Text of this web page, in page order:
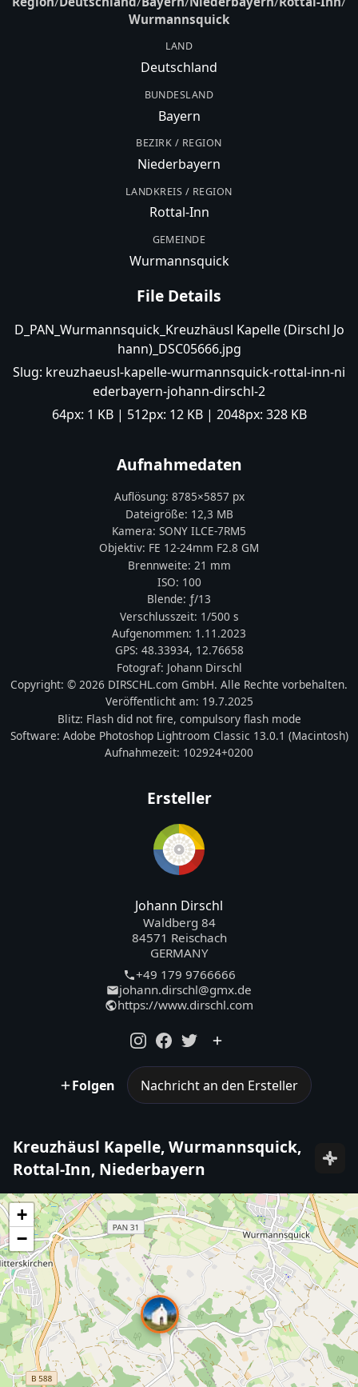
Wurmannsquick
LAND
Deutschland
BUNDESLAND
Bayern
BEZIRK / REGION
Niederbayern
LANDKREIS / REGION
Rottal-Inn
GEMEINDE
Wurmannsquick
File Details
D_PAN_Wurmannsquick_Kreuzhäusl Kapelle (Dirschl Jo
hann)_DSC05666.jpg
Slug: kreuzhaeusl-kapelle-wurmannsquick-rottal-inn-ni
ederbayern-johann-dirschl-2
64px: 1 KB| 512px: 12 KB| 2048px: 328 KB
Aufnahmedaten
Auflösung: 8785×5857 px
Dateigröße: 12,3 MB
Kamera: SONY ILCE-7RM5
Objektiv: FE 12-24mm F2.8 GM
Brennweite: 21 mm
ISO: 100
Blende: ƒ/13
Verschlusszeit: 1/500 s
Aufgenommen: 1.11.2023
GPS: 48.33934, 12.76658
Fotograf: Johann Dirschl
Copyright: © 2026 DIRSCHL.com GmbH. Alle Rechte vorbehalten.
Veröffentlicht am: 19.7.2025
Blitz: Flash did not fire, compulsory flash mode
Software: Adobe Photoshop Lightroom Classic 13.0.1 (Macintosh)
Aufnahmezeit: 102924+0200
Ersteller
Johann Dirschl
Waldberg 84
84571 Reischach
GERMANY
+49 179 9766666
johann.dirschl@gmx.de
https://www.dirschl.com
Folgen Nachricht an den Ersteller
Kreuzhäusl Kapelle, Wurmannsquick,
Rottal-Inn, Niederbayern
+
−